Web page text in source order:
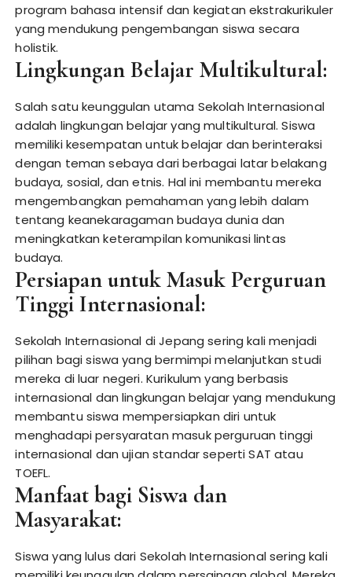
program bahasa intensif dan kegiatan ekstrakurikuler
yang mendukung pengembangan siswa secara
holistik.
Lingkungan Belajar Multikultural:
Salah satu keunggulan utama Sekolah Internasional
adalah lingkungan belajar yang multikultural. Siswa
memiliki kesempatan untuk belajar dan berinteraksi
dengan teman sebaya dari berbagai latar belakang
budaya, sosial, dan etnis. Hal ini membantu mereka
mengembangkan pemahaman yang lebih dalam
tentang keanekaragaman budaya dunia dan
meningkatkan keterampilan komunikasi lintas
budaya.
Persiapan untuk Masuk Perguruan
Tinggi Internasional:
Sekolah Internasional di Jepang sering kali menjadi
pilihan bagi siswa yang bermimpi melanjutkan studi
mereka di luar negeri. Kurikulum yang berbasis
internasional dan lingkungan belajar yang mendukung
membantu siswa mempersiapkan diri untuk
menghadapi persyaratan masuk perguruan tinggi
internasional dan ujian standar seperti SAT atau
TOEFL.
Manfaat bagi Siswa dan
Masyarakat:
Siswa yang lulus dari Sekolah Internasional sering kali